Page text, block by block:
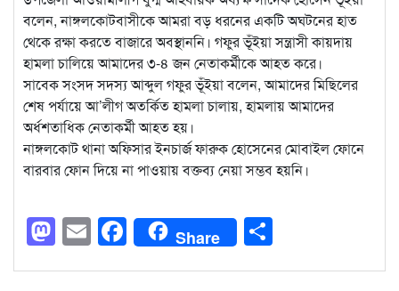
বলেন, নাঙ্গলকোটবাসীকে আমরা বড় ধরনের একটি অঘটনের হাত
থেকে রক্ষা করতে বাজারে অবস্থাননি। গফুর ভূঁইয়া সন্ত্রাসী কায়দায়
হামলা চালিয়ে আমাদের ৩-৪ জন নেতাকর্মীকে আহত করে।
সাবেক সংসদ সদস্য আব্দুল গফুর ভূঁইয়া বলেন, আমাদের মিছিলের
শেষ পর্যায়ে আ’লীগ অতর্কিত হামলা চালায়, হামলায় আমাদের
অর্ধশতাধিক নেতাকর্মী আহত হয়।
নাঙ্গলকোট থানা অফিসার ইনচার্জ ফারুক হোসেনের মোবাইল ফোনে
বারবার ফোন দিয়ে না পাওয়ায় বক্তব্য নেয়া সম্ভব হয়নি।
Mastodon
EmailFacebook
Share